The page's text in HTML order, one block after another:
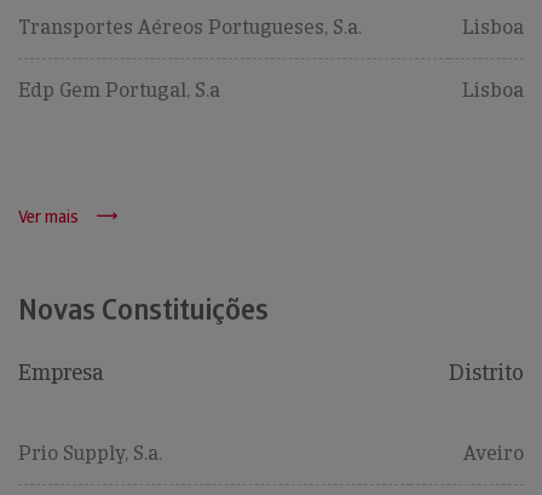
Transportes Aéreos Portugueses, S.a. Lisboa
Edp Gem Portugal, S.a Lisboa
Ver mais
Novas Constituições
Empresa Distrito
Prio Supply, S.a. Aveiro